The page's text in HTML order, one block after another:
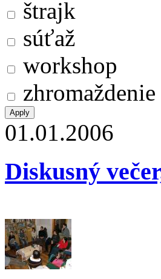
štrajk
súťaž
workshop
zhromaždenie
01.01.2006
Diskusný